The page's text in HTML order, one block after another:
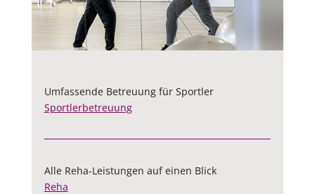
Umfassende Betreuung für Sportler
Sportlerbetreuung
Alle Reha-Leistungen auf einen Blick
Reha